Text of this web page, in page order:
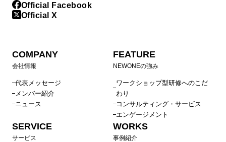
Official Facebook
Official X
COMPANY
会社情報
代表メッセージ
メンバー紹介
ニュース
FEATURE
NEWONEの強み
ワークショップ型研修へのこだ
わり
コンサルティング・サービス
エンゲージメント
SERVICE
サービス
WORKS
事例紹介